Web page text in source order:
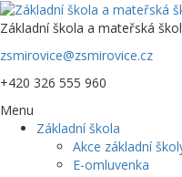
Základní škola a mateřská
zsmirovice@zsmirovice.cz
+420 326 555 960
Menu
Základní škola
Akce základní
E-omluvenka